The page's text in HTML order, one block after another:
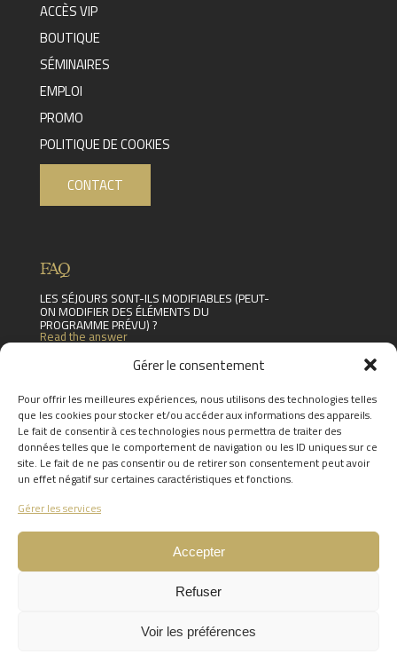
Gérer le consentement
Pour offrir les meilleures expériences, nous utilisons des technologies telles
que les cookies pour stocker et/ou accéder aux informations des appareils.
Le fait de consentir à ces technologies nous permettra de traiter des
données telles que le comportement de navigation ou les ID uniques sur ce
site. Le fait de ne pas consentir ou de retirer son consentement peut avoir
un effet négatif sur certaines caractéristiques et fonctions.
Gérer les services
Accepter
Refuser
Voir les préférences
ACCÈS VIP
BOUTIQUE
SÉMINAIRES
EMPLOI
PROMO
POLITIQUE DE COOKIES
CONTACT
FAQ
LES SÉJOURS SONT-ILS MODIFIABLES (PEUT-
ON MODIFIER DES ÉLÉMENTS DU
PROGRAMME PRÉVU) ?
Read the answer
COMBIEN DE TEMPS LES BONS CADEAUX
SONT-ILS VALABLES ?
JE SOUHAITE ORGANISER UN SÉMINAIRE,
COMMENT M'Y PRENDRE ?
Read the answer
FIND THE ANSWERS TO YOUR
QUESTIONS BY CLICKINGHERE